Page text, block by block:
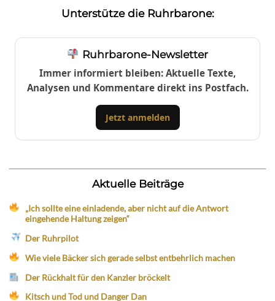
Unterstütze die Ruhrbarone:
Ruhrbarone-Newsletter
Immer informiert bleiben: Aktuelle Texte,
Analysen und Kommentare direkt ins Postfach.
Jetzt anmelden
Aktuelle Beiträge
„Ich sollte eine einladende, aber nicht auf die Antwort
eingehende Haltung zeigen“
Der Ruhrpilot
Wie viele Bäcker sich gerade selbst entbehrlich machen
Der Rückhalt für den Kanzler bröckelt
Kitsch und Tod und Danger Dan